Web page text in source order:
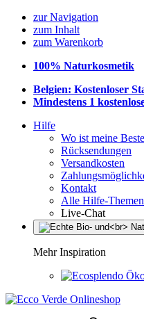
zur Navigation
zum Inhalt
zum Warenkorb
100% Naturkosmetik
Belgien: Kostenloser
Mindestens 1
Hilfe
Wo ist meine
Rücksendungen
Versandkosten
Kontakt
Alle Hilfe-Themen
Live-Chat
Mehr Inspiration